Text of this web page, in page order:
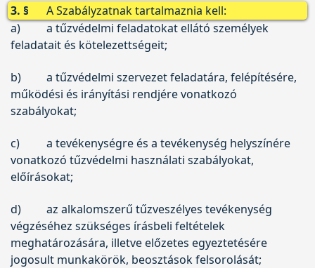
3. §
A Szabályzatnak tartalmaznia kell:
a)
a tűzvédelmi feladatokat ellátó személyek
feladatait és kötelezettségeit;
b)
a tűzvédelmi szervezet feladatára, felépítésére,
működési és irányítási rendjére vonatkozó
szabályokat;
c)
a tevékenységre és a tevékenység helyszínére
vonatkozó tűzvédelmi használati szabályokat,
előírásokat;
d)
az alkalomszerű tűzveszélyes tevékenység
végzéséhez szükséges írásbeli feltételek
meghatározására, illetve előzetes egyeztetésére
jogosult munkakörök, beosztások felsorolását;